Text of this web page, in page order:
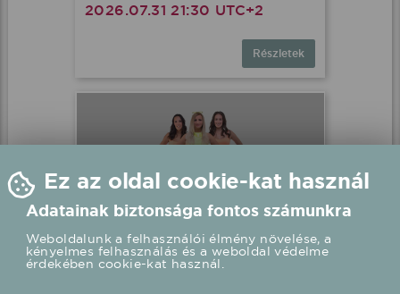
2026.07.31 21:30 UTC+2
Részletek
Bestiák Retro Őrület - Miss
Ez az oldal cookie-kat használ
Adatainak biztonsága fontos számunkra
Weboldalunk a felhasználói élmény növelése, a
kényelmes felhasználás és a weboldal védelme
érdekében cookie-kat használ.